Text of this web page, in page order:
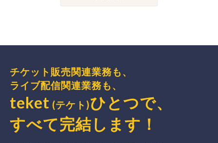
チケット販売関連業務も、
ライブ配信関連業務も、
teket (テケト)ひとつで、
すべて完結 します ！